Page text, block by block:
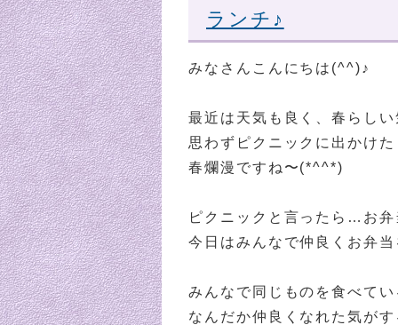
ランチ♪
みなさんこんにちは(^^)♪
最近は天気も良く、春らし
思わずピクニックに出かけ
春爛漫ですね〜(*^^*)
ピクニックと言ったら…お
今日はみんなで仲良くお弁
みんなで同じものを食べて
なんだか仲良くなれた気が